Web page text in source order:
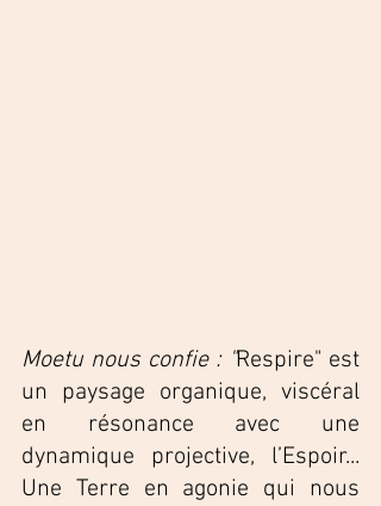
Moetu nous confie : "Respire" est
un paysage organique, viscéral
en résonance avec une
dynamique projective, l’Espoir...
Une Terre en agonie qui nous